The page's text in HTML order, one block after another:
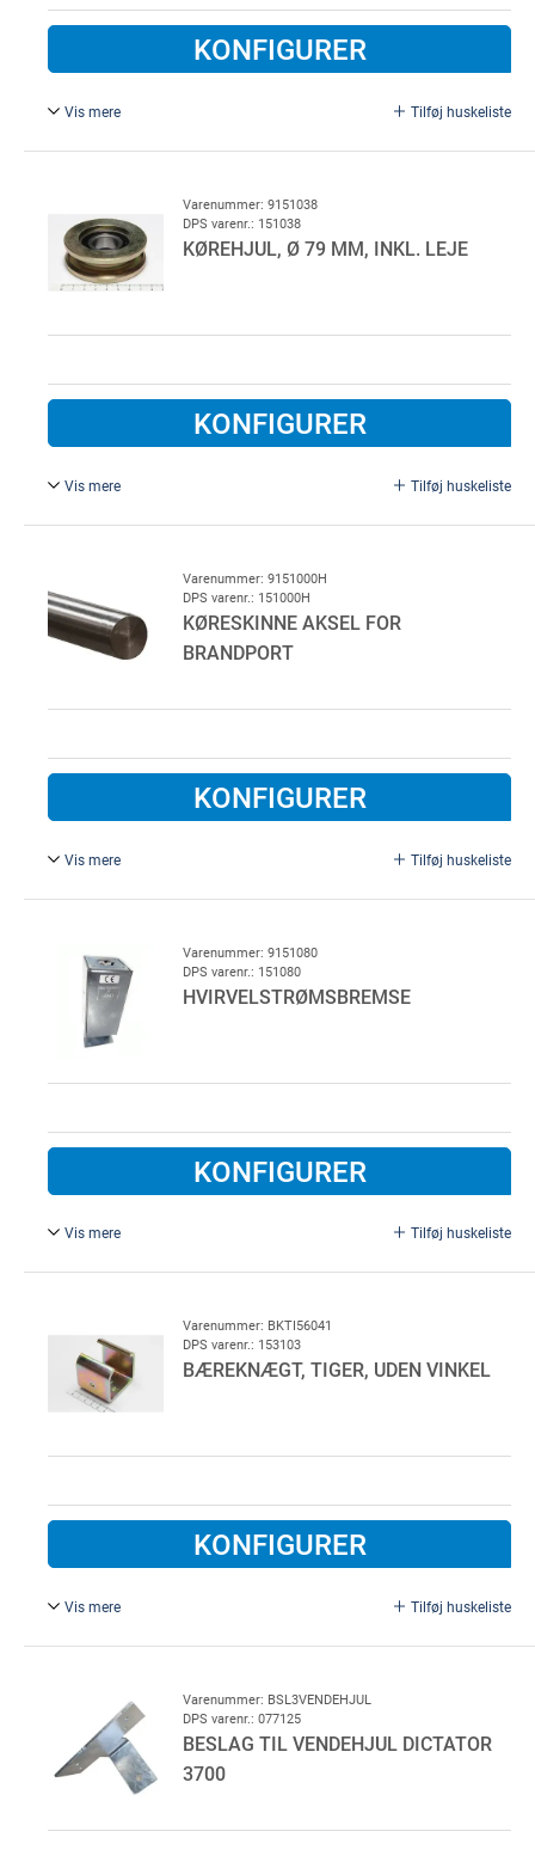
KONFIGURER
Vis mere Tilføj huskeliste
Varenummer: 9151038
DPS varenr.: 151038
KØREHJUL, Ø 79 MM, INKL. LEJE
KONFIGURER
Vis mere Tilføj huskeliste
radius R9 mm, grundmalet. For rundjern/køreskinne aksel
Varenummer: 9151000H
DPS varenr.: 151000H
KØRESKINNE AKSEL FOR
BRANDPORT
KONFIGURER
Vis mere Tilføj huskeliste
Varenummer: 9151080
DPS varenr.: 151080
HVIRVELSTRØMSBREMSE
KONFIGURER
Vis mere Tilføj huskeliste
Type Braky-C. Hvirvelstrømsbremse for lod, Bracky type C,
kræver ikke strøm, forsynet med friløb og bremser derfor
ikke under åbning
Varenummer: BKTI56041
DPS varenr.: 153103
BÆREKNÆGT, TIGER, UDEN VINKEL
KONFIGURER
Vis mere Tilføj huskeliste
Type 560.
Varenummer: BSL3VENDEHJUL
DPS varenr.: 077125
BESLAG TIL VENDEHJUL DICTATOR
3700